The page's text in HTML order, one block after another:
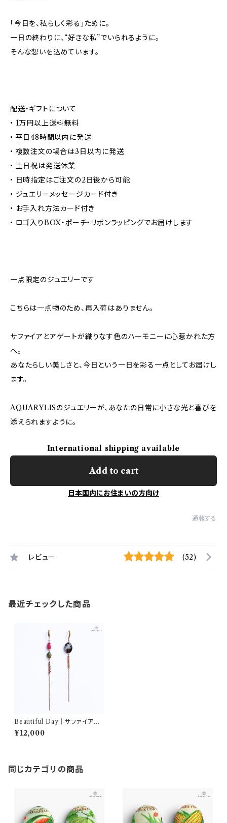
「今日を、私らしく彩る」ために。
一日の終わりに、“好きな私”でいられるように。
そんな想いを込めています。
配送・ギフトについて
• 1万円以上送料無料
• 平日48時間以内に発送
• 複数注文の場合は3日以内に発送
• 土日祝は発送休業
• 日時指定はご注文の2日後から可能
• ジュエリーメッセージカード付き
• お手入れ方法カード付き
• ロゴ入りBOX・ポーチ・リボンラッピングでお届けします
一点限定のジュエリーです
こちらは一点物のため、再入荷はありません。
サファイアとアゲートが織りなす色のハーモニーに心惹かれた方
へ。
あなたらしい美しさと、今日という一日を彩る一点としてお届けし
ます。
AQUARYLISのジュエリーが、あなたの日常に小さな光と喜びを
添えられますように。
International shipping available
Add to cart
日本国内にお住まいの方向け
通報する
レビュー (52)
最近チェックした商品
Beautiful Day｜サファイア＆
アゲート ロングピアス（ステンレ
ス）｜AQUARYLIS
¥12,000
同じカテゴリの商品